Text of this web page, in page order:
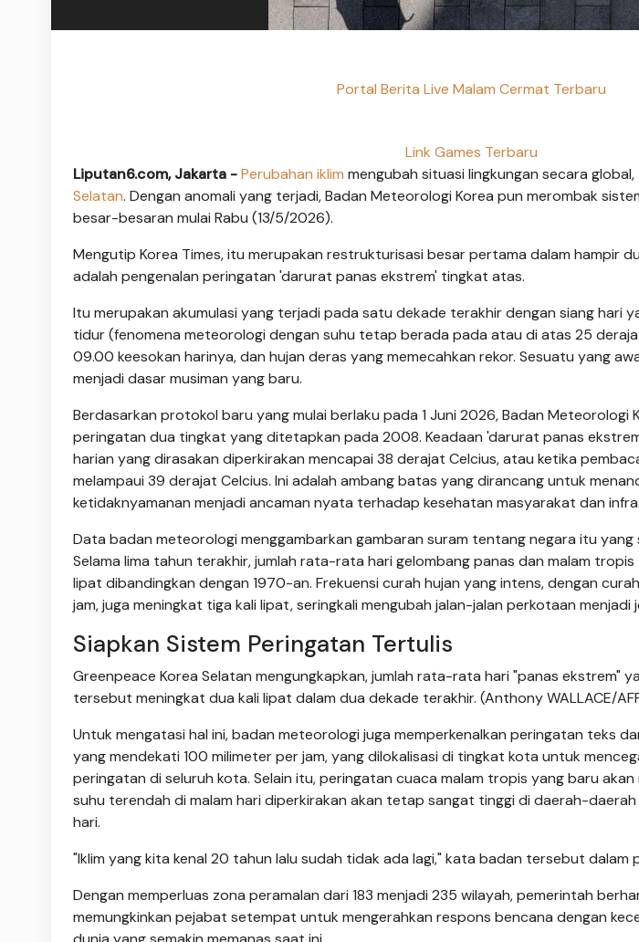
Portal Berita Live Malam Cermat Terbaru
Link Games Terbaru
Liputan6.com, Jakarta -Perubahan iklim mengubah situasi lingkungan secara
Selatan. Dengan anomali yang terjadi, Badan Meteorologi Korea pun merombak
besar-besaran mulai Rabu (13/5/2026).
Mengutip Korea Times, itu merupakan restrukturisasi besar pertama dalam hampir
adalah pengenalan peringatan 'darurat panas ekstrem' tingkat atas.
Itu merupakan akumulasi yang terjadi pada satu dekade terakhir dengan siang hari
tidur (fenomena meteorologi dengan suhu tetap berada pada atau di atas 25
09.00 keesokan harinya, dan hujan deras yang memecahkan rekor. Sesuatu yang
menjadi dasar musiman yang baru.
Berdasarkan protokol baru yang mulai berlaku pada 1 Juni 2026, Badan Meteorologi
peringatan dua tingkat yang ditetapkan pada 2008. Keadaan 'darurat panas
harian yang dirasakan diperkirakan mencapai 38 derajat Celcius, atau ketika
melampaui 39 derajat Celcius. Ini adalah ambang batas yang dirancang untuk
ketidaknyamanan menjadi ancaman nyata terhadap kesehatan masyarakat dan
Data badan meteorologi menggambarkan gambaran suram tentang negara itu yang
Selama lima tahun terakhir, jumlah rata-rata hari gelombang panas dan malam
lipat dibandingkan dengan 1970-an. Frekuensi curah hujan yang intens, dengan
jam, juga meningkat tiga kali lipat, seringkali mengubah jalan-jalan perkotaan menjadi
Siapkan Sistem Peringatan Tertulis
Greenpeace Korea Selatan mengungkapkan, jumlah rata-rata hari "panas ekstrem"
tersebut meningkat dua kali lipat dalam dua dekade terakhir. (Anthony WALLACE/
Untuk mengatasi hal ini, badan meteorologi juga memperkenalkan peringatan teks
yang mendekati 100 milimeter per jam, yang dilokalisasi di tingkat kota untuk
peringatan di seluruh kota. Selain itu, peringatan cuaca malam tropis yang baru
suhu terendah di malam hari diperkirakan akan tetap sangat tinggi di daerah-
hari.
"Iklim yang kita kenal 20 tahun lalu sudah tidak ada lagi," kata badan tersebut dalam
Dengan memperluas zona peramalan dari 183 menjadi 235 wilayah, pemerintah
memungkinkan pejabat setempat untuk mengerahkan respons bencana dengan